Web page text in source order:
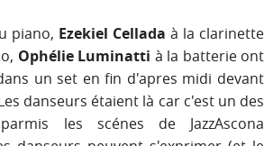
piano, Ezekiel Cellada à la clarinette
Ophélie Luminatti à la batterie ont
un set en fin d'apres midi devant
danseurs étaient là car c'est un des
les scénes de JazzAscona